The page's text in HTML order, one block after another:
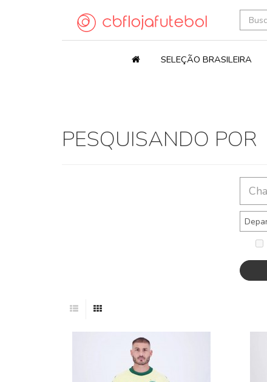
SELEÇÃO BRASILEIRA
PESQUISANDO POR